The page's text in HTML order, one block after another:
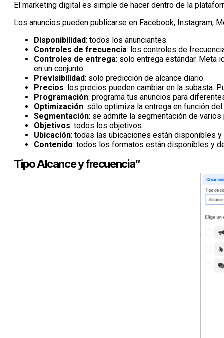
El marketing digital es simple de hacer dentro de la
Los anuncios pueden publicarse en Facebook, Instagram,
Disponibilidad: todos los anunciantes.
Controles de frecuencia: los controles de
Controles de entrega: solo entrega estándar. Meta
en un conjunto.
Previsibilidad: solo predicción de alcance diario.
Precios: los precios pueden cambiar en la subasta.
Programación: programa tus anuncios para
Optimización: sólo optimiza la entrega en función
Segmentación: se admite la segmentación de
Objetivos: todos los objetivos.
Ubicación: todas las ubicaciones están disponibles
Contenido: todos los formatos están disponibles y
Tipo Alcance y frecuencia”